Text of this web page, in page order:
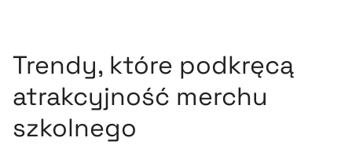
Trendy, które podkręcą
atrakcyjność merchu
szkolnego